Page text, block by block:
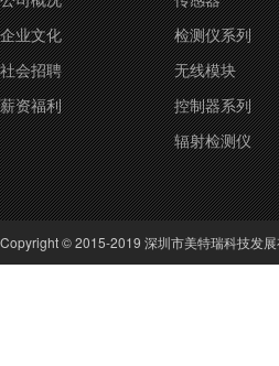
企业文化
社会招聘
薪资福利
检测仪系列
无线模块
控制器系列
辐射检测仪
Copyright © 2015-2019 深圳市美特瑞科技发